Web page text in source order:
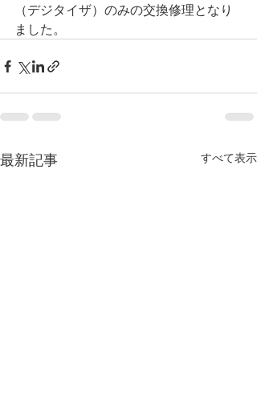
（デジタイザ）のみの交換修理となり
ました。
最新記事 すべて表示